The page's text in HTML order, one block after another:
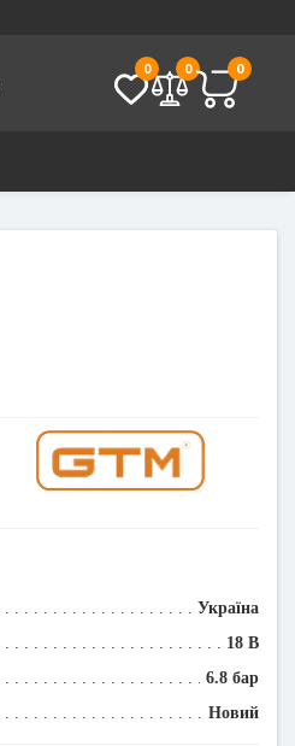
0 0 0
Україна
18 В
6.8 бар
Новий